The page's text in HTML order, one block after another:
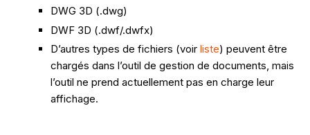
DWG 3D (.dwg)
DWF 3D (.dwf/.dwfx)
D’autres types de fichiers (voirliste) peuvent être
chargés dans l’outil de gestion de documents, mais
l’outil ne prend actuellement pas en charge leur
affichage.